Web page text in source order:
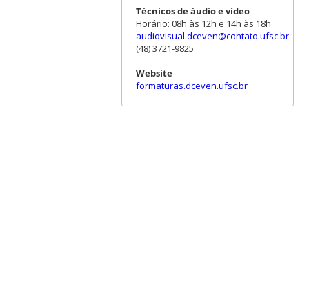
Técnicos de áudio e vídeo
Horário: 08h às 12h e 14h às 18h
audiovisual.dceven@contato.ufsc.br
(48) 3721-9825
Website
formaturas.dceven.ufsc.br